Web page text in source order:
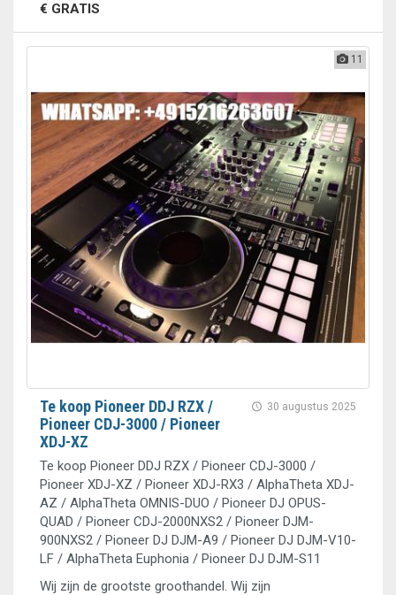
€ GRATIS
11
30 augustus 2025
Te koop Pioneer DDJ RZX /
Pioneer CDJ-3000 / Pioneer
XDJ-XZ
Te koop Pioneer DDJ RZX / Pioneer CDJ-3000 /
Pioneer XDJ-XZ / Pioneer XDJ-RX3 / AlphaTheta XDJ-
AZ / AlphaTheta OMNIS-DUO / Pioneer DJ OPUS-
QUAD / Pioneer CDJ-2000NXS2 / Pioneer DJM-
900NXS2 / Pioneer DJ DJM-A9 / Pioneer DJ DJM-V10-
LF / AlphaTheta Euphonia / Pioneer DJ DJM-S11
Wij zijn de grootste groothandel. Wij zijn